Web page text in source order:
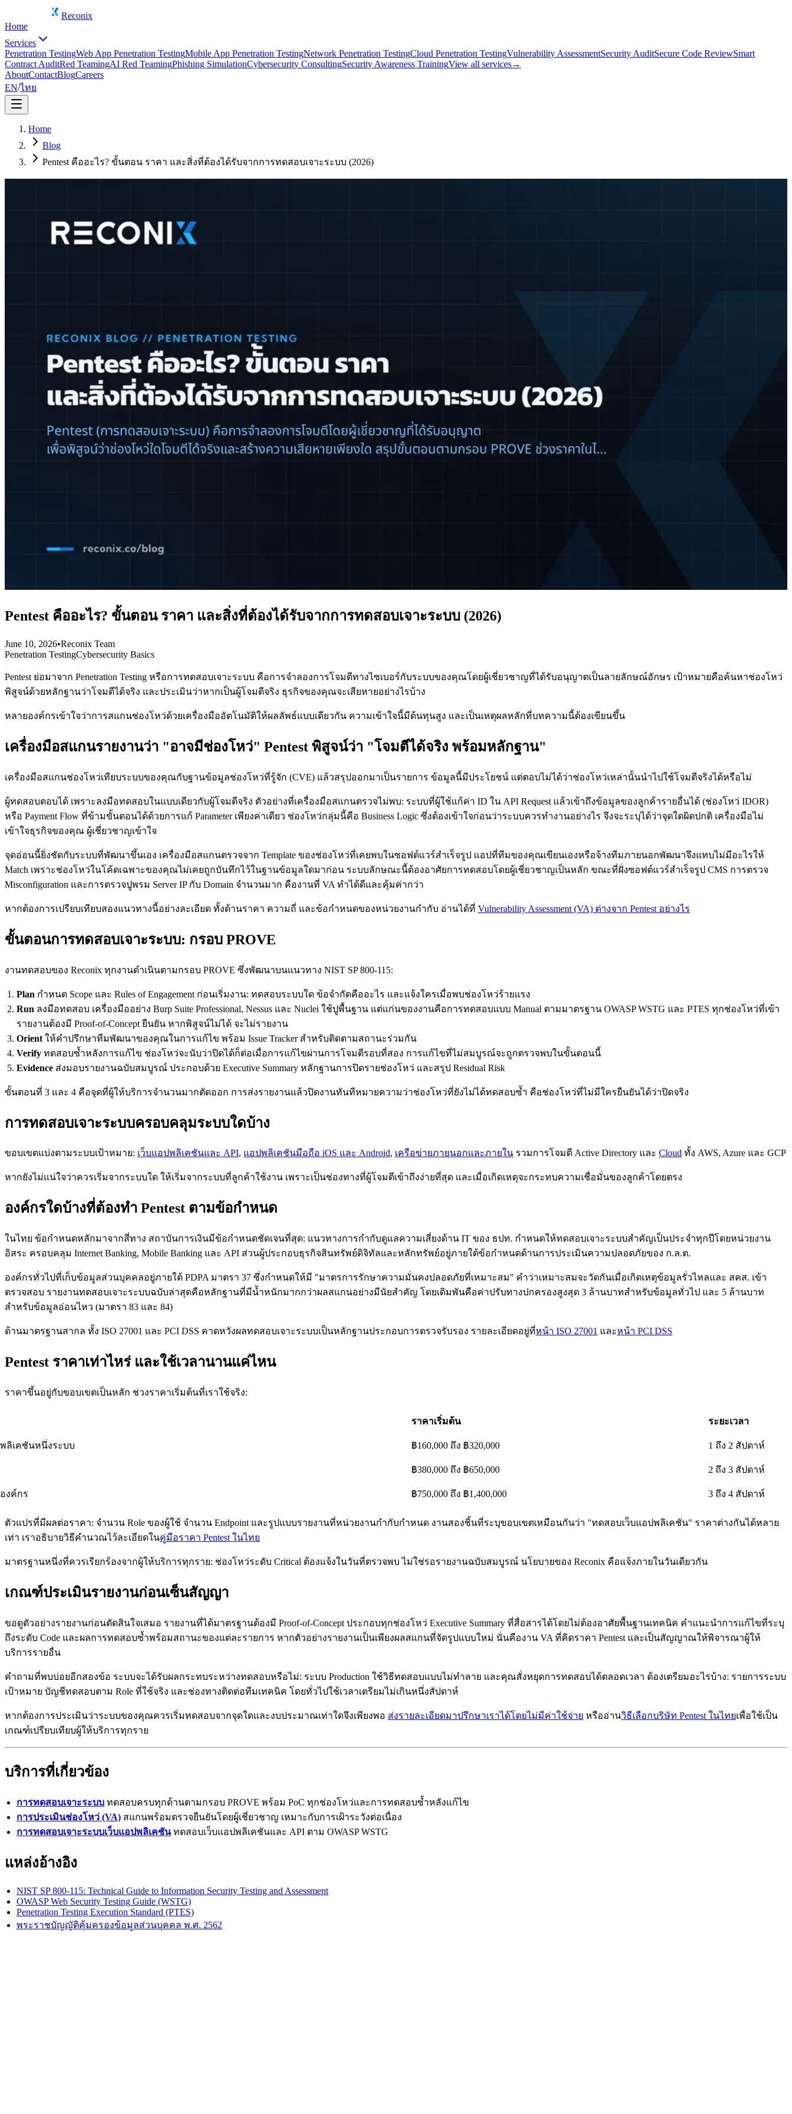
Reconix
Home
Services
Penetration TestingWeb App Penetration TestingMobile App Penetration TestingNetwork Penetration TestingCloud Penetration TestingVulnerability AssessmentSecurity AuditSecure Code ReviewSmart
Contract AuditRed TeamingAI Red TeamingPhishing SimulationCybersecurity ConsultingSecurity Awareness TrainingView all services→
AboutContactBlogCareers
EN/ไทย
Home
Blog
Pentest คืออะไร? ขั้นตอน ราคา และสิ่งที่ต้องได้รับจากการทดสอบเจาะระบบ (2026)
Pentest คืออะไร? ขั้นตอน ราคา และสิ่งที่ต้องได้รับจากการทดสอบเจาะระบบ (2026)
June 10, 2026•Reconix Team
Penetration TestingCybersecurity Basics
Pentest ย่อมาจาก Penetration Testing หรือการทดสอบเจาะระบบ คือการจำลองการโจมตีทางไซเบอร์กับระบบของคุณโดยผู้เชี่ยวชาญที่ได้รับอนุญาตเป็นลายลักษณ์อักษร เป้าหมายคือค้นหาช่องโหว่
พิสูจน์ด้วยหลักฐานว่าโจมตีได้จริง และประเมินว่าหากเป็นผู้โจมตีจริง ธุรกิจของคุณจะเสียหายอย่างไรบ้าง
หลายองค์กรเข้าใจว่าการสแกนช่องโหว่ด้วยเครื่องมืออัตโนมัติให้ผลลัพธ์แบบเดียวกัน ความเข้าใจนี้มีต้นทุนสูง และเป็นเหตุผลหลักที่บทความนี้ต้องเขียนขึ้น
เครื่องมือสแกนรายงานว่า "อาจมีช่องโหว่" Pentest พิสูจน์ว่า "โจมตีได้จริง พร้อมหลักฐาน"
เครื่องมือสแกนช่องโหว่เทียบระบบของคุณกับฐานข้อมูลช่องโหว่ที่รู้จัก (CVE) แล้วสรุปออกมาเป็นรายการ ข้อมูลนี้มีประโยชน์ แต่ตอบไม่ได้ว่าช่องโหว่เหล่านั้นนำไปใช้โจมตีจริงได้หรือไม่
ผู้ทดสอบตอบได้ เพราะลงมือทดสอบในแบบเดียวกับผู้โจมตีจริง ตัวอย่างที่เครื่องมือสแกนตรวจไม่พบ: ระบบที่ผู้ใช้แก้ค่า ID ใน API Request แล้วเข้าถึงข้อมูลของลูกค้ารายอื่นได้ (ช่องโหว่ IDOR)
หรือ Payment Flow ที่ข้ามขั้นตอนได้ด้วยการแก้ Parameter เพียงค่าเดียว ช่องโหว่กลุ่มนี้คือ Business Logic ซึ่งต้องเข้าใจก่อนว่าระบบควรทำงานอย่างไร จึงจะระบุได้ว่าจุดใดผิดปกติ เครื่องมือไม่
เข้าใจธุรกิจของคุณ ผู้เชี่ยวชาญเข้าใจ
จุดอ่อนนี้ยิ่งชัดกับระบบที่พัฒนาขึ้นเอง เครื่องมือสแกนตรวจจาก Template ของช่องโหว่ที่เคยพบในซอฟต์แวร์สำเร็จรูป แอปที่ทีมของคุณเขียนเองหรือจ้างทีมภายนอกพัฒนาจึงแทบไม่มีอะไรให้
Match เพราะช่องโหว่ในโค้ดเฉพาะของคุณไม่เคยถูกบันทึกไว้ในฐานข้อมูลใดมาก่อน ระบบลักษณะนี้ต้องอาศัยการทดสอบโดยผู้เชี่ยวชาญเป็นหลัก ขณะที่ฝั่งซอฟต์แวร์สำเร็จรูป CMS การตรวจ
Misconfiguration และการตรวจปูพรม Server IP กับ Domain จำนวนมาก คืองานที่ VA ทำได้ดีและคุ้มค่ากว่า
หากต้องการเปรียบเทียบสองแนวทางนี้อย่างละเอียด ทั้งด้านราคา ความถี่ และข้อกำหนดของหน่วยงานกำกับ อ่านได้ที่ Vulnerability Assessment (VA) ต่างจาก Pentest อย่างไร
ขั้นตอนการทดสอบเจาะระบบ: กรอบ PROVE
งานทดสอบของ Reconix ทุกงานดำเนินตามกรอบ PROVE ซึ่งพัฒนาบนแนวทาง NIST SP 800-115:
Plan กำหนด Scope และ Rules of Engagement ก่อนเริ่มงาน: ทดสอบระบบใด ข้อจำกัดคืออะไร และแจ้งใครเมื่อพบช่องโหว่ร้ายแรง
Run ลงมือทดสอบ เครื่องมืออย่าง Burp Suite Professional, Nessus และ Nuclei ใช้ปูพื้นฐาน แต่แก่นของงานคือการทดสอบแบบ Manual ตามมาตรฐาน OWASP WSTG และ PTES ทุกช่องโหว่ที่เข้า
รายงานต้องมี Proof-of-Concept ยืนยัน หากพิสูจน์ไม่ได้ จะไม่รายงาน
Orient ให้คำปรึกษาทีมพัฒนาของคุณในการแก้ไข พร้อม Issue Tracker สำหรับติดตามสถานะร่วมกัน
Verify ทดสอบซ้ำหลังการแก้ไข ช่องโหว่จะนับว่าปิดได้ก็ต่อเมื่อการแก้ไขผ่านการโจมตีรอบที่สอง การแก้ไขที่ไม่สมบูรณ์จะถูกตรวจพบในขั้นตอนนี้
Evidence ส่งมอบรายงานฉบับสมบูรณ์ ประกอบด้วย Executive Summary หลักฐานการปิดรายช่องโหว่ และสรุป Residual Risk
ขั้นตอนที่ 3 และ 4 คือจุดที่ผู้ให้บริการจำนวนมากตัดออก การส่งรายงานแล้วปิดงานทันทีหมายความว่าช่องโหว่ที่ยังไม่ได้ทดสอบซ้ำ คือช่องโหว่ที่ไม่มีใครยืนยันได้ว่าปิดจริง
การทดสอบเจาะระบบครอบคลุมระบบใดบ้าง
ขอบเขตแบ่งตามระบบเป้าหมาย: เว็บแอปพลิเคชันและ API, แอปพลิเคชันมือถือ iOS และ Android, เครือข่ายภายนอกและภายใน รวมการโจมตี Active Directory และ Cloud ทั้ง AWS, Azure และ GCP
หากยังไม่แน่ใจว่าควรเริ่มจากระบบใด ให้เริ่มจากระบบที่ลูกค้าใช้งาน เพราะเป็นช่องทางที่ผู้โจมตีเข้าถึงง่ายที่สุด และเมื่อเกิดเหตุจะกระทบความเชื่อมั่นของลูกค้าโดยตรง
องค์กรใดบ้างที่ต้องทำ Pentest ตามข้อกำหนด
ในไทย ข้อกำหนดหลักมาจากสี่ทาง สถาบันการเงินมีข้อกำหนดชัดเจนที่สุด: แนวทางการกำกับดูแลความเสี่ยงด้าน IT ของ ธปท. กำหนดให้ทดสอบเจาะระบบสำคัญเป็นประจำทุกปีโดยหน่วยงาน
อิสระ ครอบคลุม Internet Banking, Mobile Banking และ API ส่วนผู้ประกอบธุรกิจสินทรัพย์ดิจิทัลและหลักทรัพย์อยู่ภายใต้ข้อกำหนดด้านการประเมินความปลอดภัยของ ก.ล.ต.
องค์กรทั่วไปที่เก็บข้อมูลส่วนบุคคลอยู่ภายใต้ PDPA มาตรา 37 ซึ่งกำหนดให้มี "มาตรการรักษาความมั่นคงปลอดภัยที่เหมาะสม" คำว่าเหมาะสมจะวัดกันเมื่อเกิดเหตุข้อมูลรั่วไหลและ สคส. เข้า
ตรวจสอบ รายงานทดสอบเจาะระบบฉบับล่าสุดคือหลักฐานที่มีน้ำหนักมากกว่าผลสแกนอย่างมีนัยสำคัญ โดยเดิมพันคือค่าปรับทางปกครองสูงสุด 3 ล้านบาทสำหรับข้อมูลทั่วไป และ 5 ล้านบาท
สำหรับข้อมูลอ่อนไหว (มาตรา 83 และ 84)
ด้านมาตรฐานสากล ทั้ง ISO 27001 และ PCI DSS คาดหวังผลทดสอบเจาะระบบเป็นหลักฐานประกอบการตรวจรับรอง รายละเอียดอยู่ที่หน้า ISO 27001 และหน้า PCI DSS
Pentest ราคาเท่าไหร่ และใช้เวลานานแค่ไหน
ราคาขึ้นอยู่กับขอบเขตเป็นหลัก ช่วงราคาเริ่มต้นที่เราใช้จริง:
ราคาเริ่มต้น ระยะเวลา
พลิเคชันหนึ่งระบบ ฿160,000 ถึง ฿320,000 1 ถึง 2 สัปดาห์
฿380,000 ถึง ฿650,000 2 ถึง 3 สัปดาห์
งค์กร ฿750,000 ถึง ฿1,400,000 3 ถึง 4 สัปดาห์
ตัวแปรที่มีผลต่อราคา: จำนวน Role ของผู้ใช้ จำนวน Endpoint และรูปแบบรายงานที่หน่วยงานกำกับกำหนด งานสองชิ้นที่ระบุขอบเขตเหมือนกันว่า "ทดสอบเว็บแอปพลิเคชัน" ราคาต่างกันได้หลาย
เท่า เราอธิบายวิธีคำนวณไว้ละเอียดในคู่มือราคา Pentest ในไทย
มาตรฐานหนึ่งที่ควรเรียกร้องจากผู้ให้บริการทุกราย: ช่องโหว่ระดับ Critical ต้องแจ้งในวันที่ตรวจพบ ไม่ใช่รอรายงานฉบับสมบูรณ์ นโยบายของ Reconix คือแจ้งภายในวันเดียวกัน
เกณฑ์ประเมินรายงานก่อนเซ็นสัญญา
ขอดูตัวอย่างรายงานก่อนตัดสินใจเสมอ รายงานที่ได้มาตรฐานต้องมี Proof-of-Concept ประกอบทุกช่องโหว่ Executive Summary ที่สื่อสารได้โดยไม่ต้องอาศัยพื้นฐานเทคนิค คำแนะนำการแก้ไขที่ระบุ
ถึงระดับ Code และผลการทดสอบซ้ำพร้อมสถานะของแต่ละรายการ หากตัวอย่างรายงานเป็นเพียงผลสแกนที่จัดรูปแบบใหม่ นั่นคืองาน VA ที่คิดราคา Pentest และเป็นสัญญาณให้พิจารณาผู้ให้
บริการรายอื่น
คำถามที่พบบ่อยอีกสองข้อ ระบบจะได้รับผลกระทบระหว่างทดสอบหรือไม่: ระบบ Production ใช้วิธีทดสอบแบบไม่ทำลาย และคุณสั่งหยุดการทดสอบได้ตลอดเวลา ต้องเตรียมอะไรบ้าง: รายการระบบ
เป้าหมาย บัญชีทดสอบตาม Role ที่ใช้จริง และช่องทางติดต่อทีมเทคนิค โดยทั่วไปใช้เวลาเตรียมไม่เกินหนึ่งสัปดาห์
หากต้องการประเมินว่าระบบของคุณควรเริ่มทดสอบจากจุดใดและงบประมาณเท่าใดจึงเพียงพอ ส่งรายละเอียดมาปรึกษาเราได้โดยไม่มีค่าใช้จ่าย หรืออ่านวิธีเลือกบริษัท Pentest ในไทยเพื่อใช้เป็น
เกณฑ์เปรียบเทียบผู้ให้บริการทุกราย
บริการที่เกี่ยวข้อง
การทดสอบเจาะระบบ ทดสอบครบทุกด้านตามกรอบ PROVE พร้อม PoC ทุกช่องโหว่และการทดสอบซ้ำหลังแก้ไข
การประเมินช่องโหว่ (VA) สแกนพร้อมตรวจยืนยันโดยผู้เชี่ยวชาญ เหมาะกับการเฝ้าระวังต่อเนื่อง
การทดสอบเจาะระบบเว็บแอปพลิเคชันทดสอบเว็บแอปพลิเคชันและ API ตาม OWASP WSTG
แหล่งอ้างอิง
NIST SP 800-115: Technical Guide to Information Security Testing and Assessment
OWASP Web Security Testing Guide (WSTG)
Penetration Testing Execution Standard (PTES)
พระราชบัญญัติคุ้มครองข้อมูลส่วนบุคคล พ.ศ. 2562